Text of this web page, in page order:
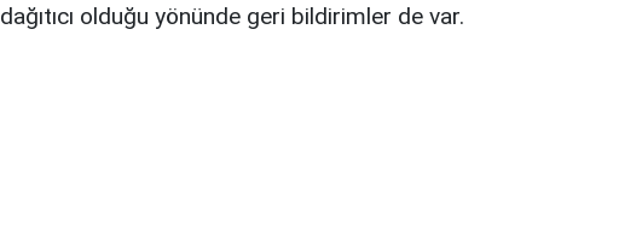
dağıtıcı olduğu yönünde geri bildirimler de var.